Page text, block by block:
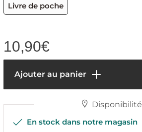
Livre de poche
10,90€
Ajouter au panier
Disponibilité
En stock dans notre magasin